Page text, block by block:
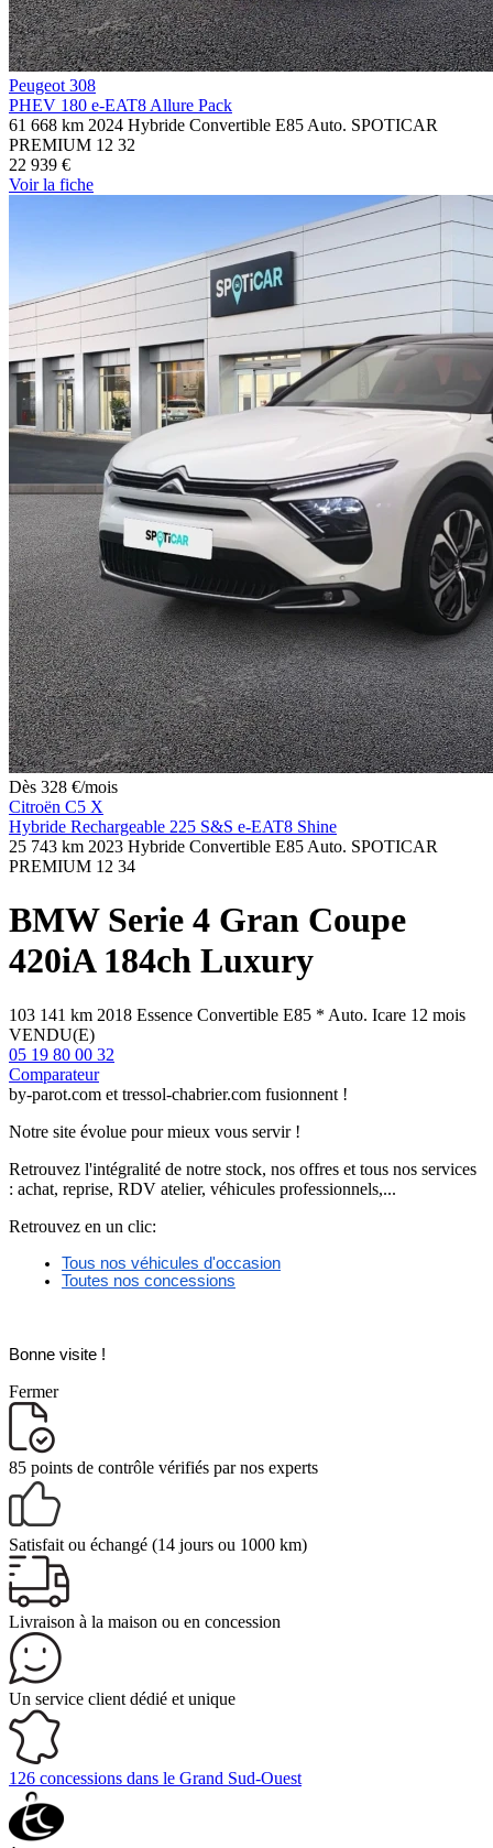
Peugeot 308
PHEV 180 e-EAT8 Allure Pack
61 668 km 2024 Hybride Convertible E85 Auto. SPOTICAR
PREMIUM 12 32
22 939 €
Voirla fiche
Dès 328 €/mois
Citroën C5 X
Hybride Rechargeable 225 S&S e-EAT8 Shine
25 743 km 2023 Hybride Convertible E85 Auto. SPOTICAR
PREMIUM 12 34
BMW Serie 4 Gran Coupe
420iA 184ch Luxury
103 141 km 2018 Essence Convertible E85 * Auto. Icare 12 mois
VENDU(E)
05 19 80 00 32
Comparateur
by-parot.com et tressol-chabrier.com fusionnent !
Notre site évolue pour mieux vous servir !
Retrouvez l'intégralité de notre stock, nos offres et tous nos services
: achat, reprise, RDV atelier, véhicules professionnels,...
Retrouvez en un clic:
Tous nos véhicules d'occasion
Toutes nos concessions
Bonne visite !
Fermer
85 points de contrôle vérifiés par nos experts
Satisfait ou échangé (14 jours ou 1000 km)
Livraison à la maison ou en concession
Un service client dédié et unique
126 concessions dans le Grand Sud-Ouest